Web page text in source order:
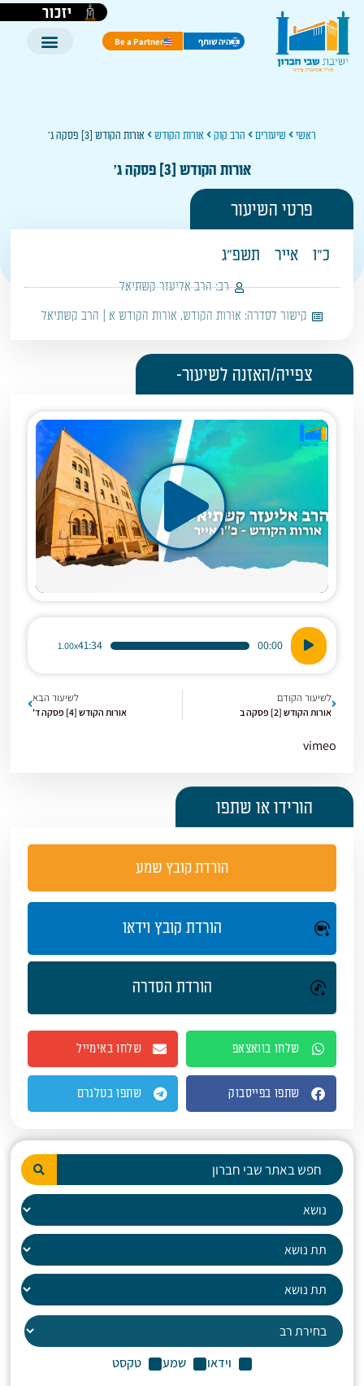
יזכור
היה שותף Be a Partner
ראשי שיעורים הרב קוק אורות הקודש אורות הקודש [3] פסקה ג'
אורות הקודש [3] פסקה ג'
פרטי השיעור
כ"ו אייר תשפ"ג
רב: הרב אליעזר קשתיאל
קישור לסדרה: אורות הקודש, אורות הקודש א | הרב קשתיאל
צפייה/האזנה לשיעור-
נגן
אודיו
00:00
41:34
1.00x
לשיעור הקודם
אורות הקודש [2] פסקה ב
לשיעור הבא
אורות הקודש [4] פסקה ד'
vimeo
הורידו או שתפו
הורדת קובץ שמע
הורדת קובץ וידאו
הורדת הסדרה
שלחו בוואצאפ שלחו באימייל
שתפו בפייסבוק שתפו בטלגרם
וידאו שמע טקסט